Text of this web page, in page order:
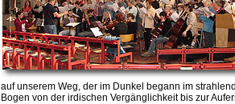
auf unserem Weg, der im Dunkel begann im
Bogen von der irdischen Vergänglichkeit bis zur